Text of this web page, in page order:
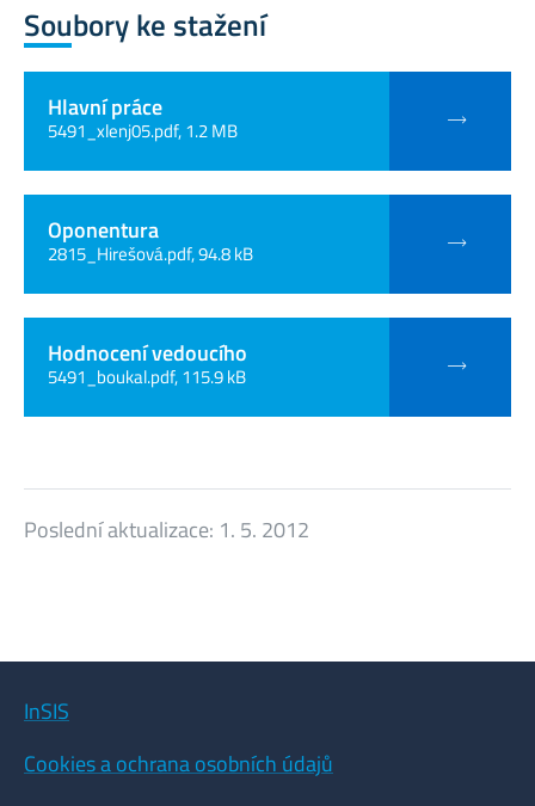
Soubory ke stažení
Hlavní práce
5491_xlenj05.pdf, 1.2 MB
Oponentura
2815_Hirešová.pdf, 94.8 kB
Hodnocení vedoucího
5491_boukal.pdf, 115.9 kB
Poslední aktualizace: 1. 5. 2012
InSIS
Cookies a ochrana osobních údajů